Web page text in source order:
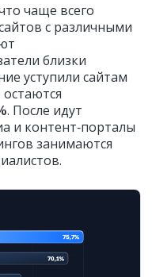
чаще всего
с различными
близки
уступили сайтам
. После идут
и контент‑порталы
занимаются